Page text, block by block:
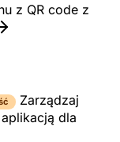
z QR code z
Zarządzaj
dla